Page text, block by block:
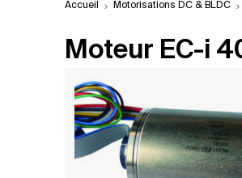
Accueil Motorisations DC & BLDC
Moteur EC-i